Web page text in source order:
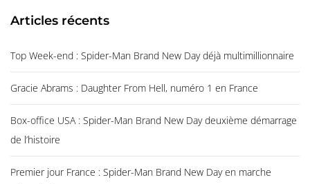
Articles récents
Top Week-end : Spider-Man Brand New Day déjà multimillionnaire
Gracie Abrams : Daughter From Hell, numéro 1 en France
Box-office USA : Spider-Man Brand New Day deuxième démarrage
de l’histoire
Premier jour France : Spider-Man Brand New Day en marche